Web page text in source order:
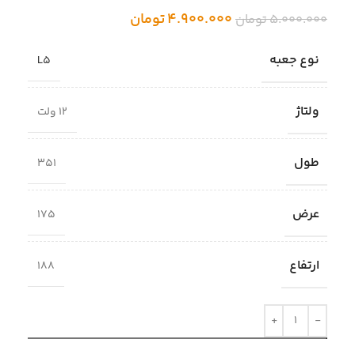
5.000.000تومان 4.900.000تومان
نوع جعبه L5
ولتاژ 12 ولت
طول 351
عرض 175
ارتفاع 188